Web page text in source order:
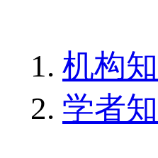
机构
学者